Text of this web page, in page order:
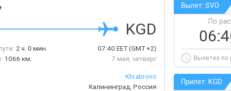
KGD
2 ч. 0 мин.
1066 км.
07:40 EET(GMT +2)
7 мая, четверг
Khrabrovo
Калининград, Россия
Вылет: SVO
По
Вылетел по
Прилет: KGD